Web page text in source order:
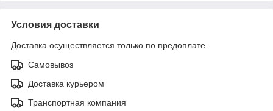
Условия доставки
Доставка осуществляется только по предоплате.
Самовывоз
Доставка курьером
Транспортная компания